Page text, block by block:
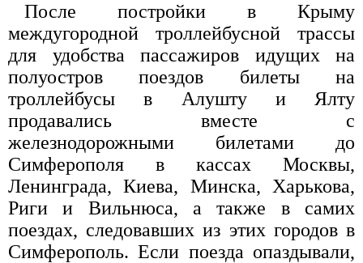
После постройки в Крыму
междугородной троллейбусной трассы
для удобства пассажиров идущих на
полуостров поездов билеты на
троллейбусы в Алушту и Ялту
продавались вместе с
железнодорожными билетами до
Симферополя в кассах Москвы,
Ленинграда, Киева, Минска, Харькова,
Риги и Вильнюса, а также в самих
поездах, следовавших из этих городов в
Симферополь. Если поезда опаздывали,